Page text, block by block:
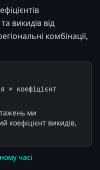
викидів від
комбінації,
× коефіцієнт
ми
коефіцієнт викидів,
часі